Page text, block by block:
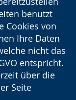
benutzt
Cookies von
Ihre Daten
nicht das
entspricht.
über die
Seite